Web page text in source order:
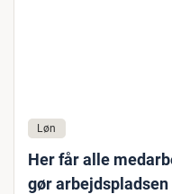
Løn
Her får alle
gør